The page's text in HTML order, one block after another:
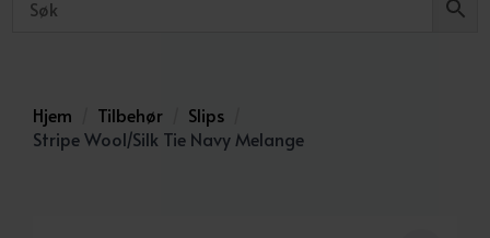
Hjem Tilbehør
Slips
Stripe Wool/Silk Tie Navy Melange